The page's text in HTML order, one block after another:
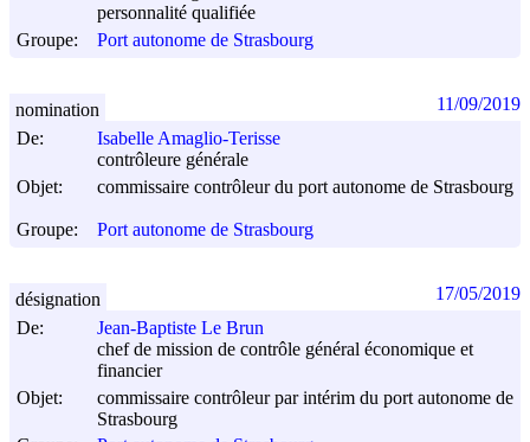
personnalité qualifiée
Groupe:
Port autonome de Strasbourg
De:
Isabelle Amaglio-Terisse
contrôleure générale
Objet:
commissaire contrôleur du port autonome de Strasbourg
Groupe: Port autonome de Strasbourg
nomination 11/09/2019
De:
Jean-Baptiste Le Brun
chef de mission de contrôle général économique et
financier
Objet:
commissaire contrôleur par intérim du port autonome de
Strasbourg
désignation 17/05/2019